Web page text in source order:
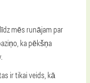
mēs runājam par
ka pēkšņa
ir tikai veids, kā